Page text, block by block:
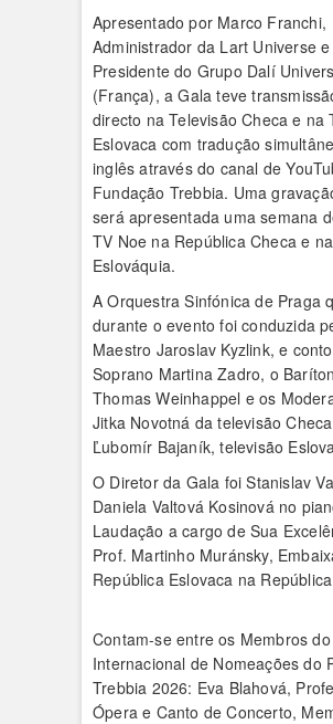
Apresentado por Marco Franchi,
Administrador da Lart Universe e
Presidente do Grupo Dalí
(França), a Gala teve
directo na Televisão Checa e na
Eslovaca com tradução
inglês através do canal de
Fundação Trebbia. Uma
será apresentada uma semana
TV Noe na República Checa e na
Eslováquia.
A Orquestra Sinfónica de Praga
durante o evento foi conduzida
Maestro Jaroslav Kyzlink, e
Soprano Martina Zadro, o
Thomas Weinhappel e os
Jitka Novotná da televisão
Ľubomír Bajaník, televisão
O Diretor da Gala foi Stanislav
Daniela Valtová Kosinová no
Laudação a cargo de Sua
Prof. Martinho Muránsky,
República Eslovaca na
Contam-se entre os Membros
Internacional de Nomeações do
Trebbia 2026: Eva Blahová,
Ópera e Canto de Concerto,